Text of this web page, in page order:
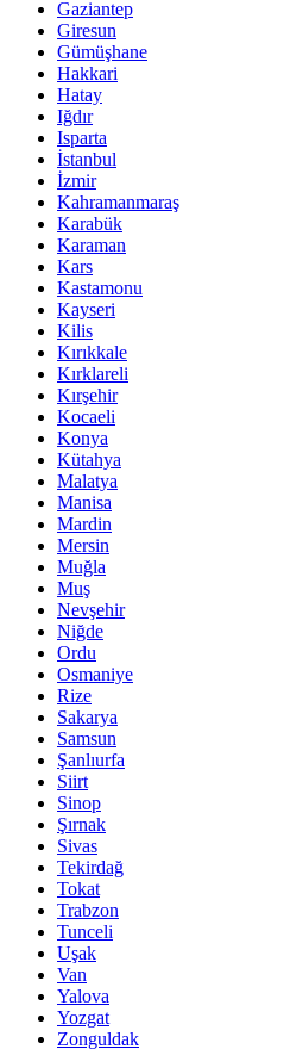
Gaziantep
Giresun
Gümüşhane
Hakkari
Hatay
Iğdır
Isparta
İstanbul
İzmir
Kahramanmaraş
Karabük
Karaman
Kars
Kastamonu
Kayseri
Kilis
Kırıkkale
Kırklareli
Kırşehir
Kocaeli
Konya
Kütahya
Malatya
Manisa
Mardin
Mersin
Muğla
Muş
Nevşehir
Niğde
Ordu
Osmaniye
Rize
Sakarya
Samsun
Şanlıurfa
Siirt
Sinop
Şırnak
Sivas
Tekirdağ
Tokat
Trabzon
Tunceli
Uşak
Van
Yalova
Yozgat
Zonguldak